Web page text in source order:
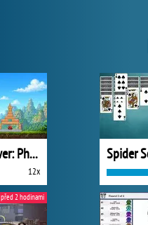
One Shot Tower: Physics Destroyer
12x
před 2 hodinami